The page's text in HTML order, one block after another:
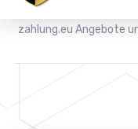
zahlung.eu Angebote